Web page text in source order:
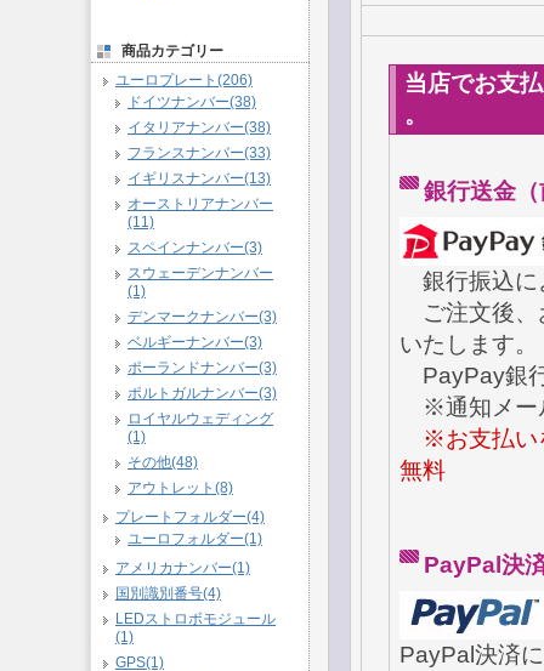
商品カテゴリー
ユーロプレート(206)
ドイツナンバー(38)
イタリアナンバー(38)
フランスナンバー(33)
イギリスナンバー(13)
オーストリアナンバー
(11)
スペインナンバー(3)
スウェーデンナンバー
(1)
デンマークナンバー(3)
ベルギーナンバー(3)
ポーランドナンバー(3)
ポルトガルナンバー(3)
ロイヤルウェディング
(1)
その他(48)
アウトレット(8)
プレートフォルダー(4)
ユーロフォルダー(1)
アメリカナンバー(1)
国別識別番号(4)
LEDストロボモジュール
(1)
GPS(1)
当店でお支
。
銀行送金
銀行振込に
ご注文後、
いたします。
PayPay銀
※通知メー
※お支払い
無料
PayPal
PayPal決済